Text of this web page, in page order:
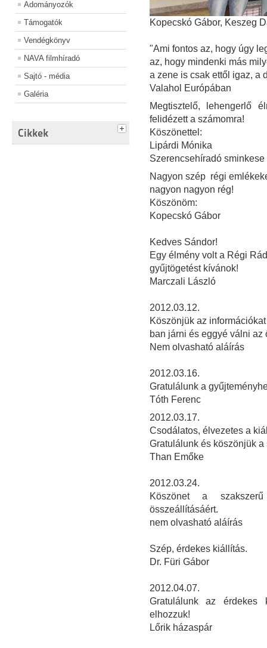
Adományozók
Támogatók
Vendégkönyv
NAVA filmhíradó
Sajtó - média
Galéria
Cikkek
Kopecskó Gábor, Keszeg
"Ami fontos az, hogy úgy
az, hogy mindenki más
a zene is csak ettől igaz, a
Valahol Európában
Megtisztelő, lehengerlő
felidézett a számomra!
Köszönettel:
Lipárdi Mónika
Szerencsehíradó sminkese
Nagyon szép régi
nagyon nagyon rég!
Köszönöm:
Kopecskó Gábor
Kedves Sándor!
Egy élmény volt a Régi
gyűjtögetést kívánok!
Marczali László
2012.03.12.
Köszönjük az
ban járni és eggyé válni az
Nem olvasható aláírás
2012.03.16.
Gratulálunk a
Tóth Ferenc
2012.03.17.
Csodálatos, élvezetes a
Gratulálunk és köszönjük
Than Emőke
2012.03.24.
Köszönet a
összeállításáért.
nem olvasható aláírás
Szép, érdekes kiállítás.
Dr. Füri Gábor
2012.04.07.
Gratulálunk az érdekes
elhozzuk!
Lőrik házaspár